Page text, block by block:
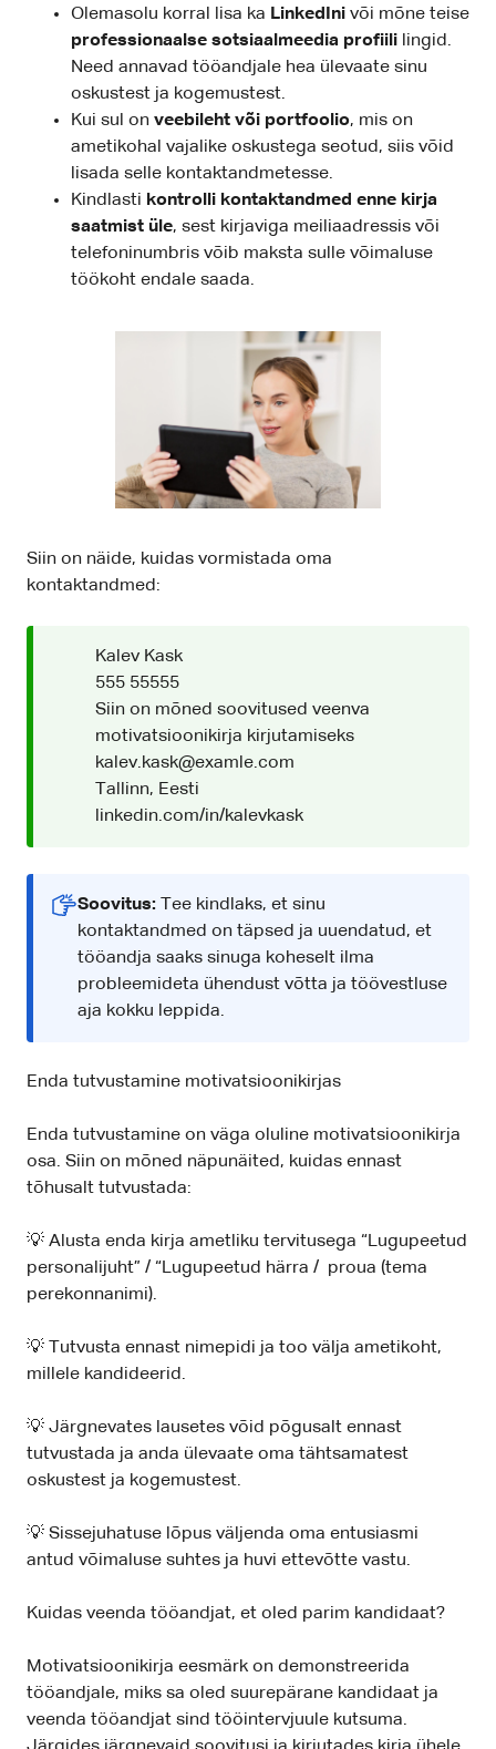
Olemasolu korral lisa ka LinkedIni või mõne teise
professionaalse sotsiaalmeedia profiili lingid.
Need annavad tööandjale hea ülevaate sinu
oskustest ja kogemustest.
Kui sul on veebileht või portfoolio, mis on
ametikohal vajalike oskustega seotud, siis võid
lisada selle kontaktandmetesse.
Kindlasti kontrolli kontaktandmed enne kirja
saatmist üle, sest kirjaviga meiliaadressis või
telefoninumbris võib maksta sulle võimaluse
töökoht endale saada.
Siin on näide, kuidas vormistada oma
kontaktandmed:
Kalev Kask
555 55555
Siin on mõned soovitused veenva
motivatsioonikirja kirjutamiseks
kalev.kask@examle.com
Tallinn, Eesti
linkedin.com/in/kalevkask
Soovitus:
Tee kindlaks, et sinu
kontaktandmed on täpsed ja uuendatud, et
tööandja saaks sinuga koheselt ilma
probleemideta ühendust võtta ja töövestluse
aja kokku leppida.
Enda tutvustamine motivatsioonikirjas
Enda tutvustamine on väga oluline motivatsioonikirja
osa. Siin on mõned näpunäited, kuidas ennast
tõhusalt tutvustada:
💡 Alusta enda kirja ametliku tervitusega “Lugupeetud
personalijuht” / “Lugupeetud härra / proua (tema
perekonnanimi).
💡 Tutvusta ennast nimepidi ja too välja ametikoht,
millele kandideerid.
💡 Järgnevates lausetes võid põgusalt ennast
tutvustada ja anda ülevaate oma tähtsamatest
oskustest ja kogemustest.
💡 Sissejuhatuse lõpus väljenda oma entusiasmi
antud võimaluse suhtes ja huvi ettevõtte vastu.
Kuidas veenda tööandjat, et oled parim kandidaat?
Motivatsioonikirja eesmärk on demonstreerida
tööandjale, miks sa oled suurepärane kandidaat ja
veenda tööandjat sind tööintervjuule kutsuma.